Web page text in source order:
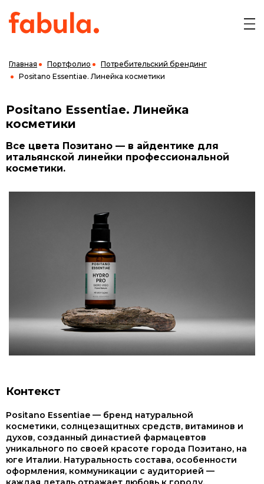
Главная Портфолио
Потребительский брендинг
Positano Essentiae. Линейка косметики
Positano Essentiae. Линейка
косметики
Все цвета Позитано — в айдентике для
итальянской линейки профессиональной
косметики.
Контекст
Positano Essentiae — бренд натуральной
косметики, солнцезащитных средств, витаминов и
духов, созданный династией фармацевтов
уникального по своей красоте города Позитано, на
юге Италии. Натуральность состава, особенности
оформления, коммуникации с аудиторией —